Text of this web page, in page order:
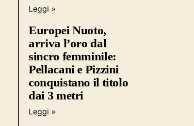
Leggi »
Europei Nuoto,
arriva l’oro dal
sincro femminile:
Pellacani e Pizzini
conquistano il titolo
dai 3 metri
Leggi »